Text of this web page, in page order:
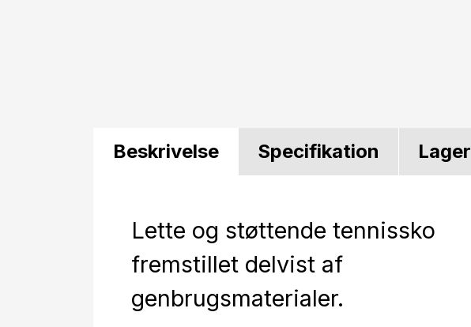
Beskrivelse Specifikation Lager
Lette og støttende tennissko
fremstillet delvist af
genbrugsmaterialer.